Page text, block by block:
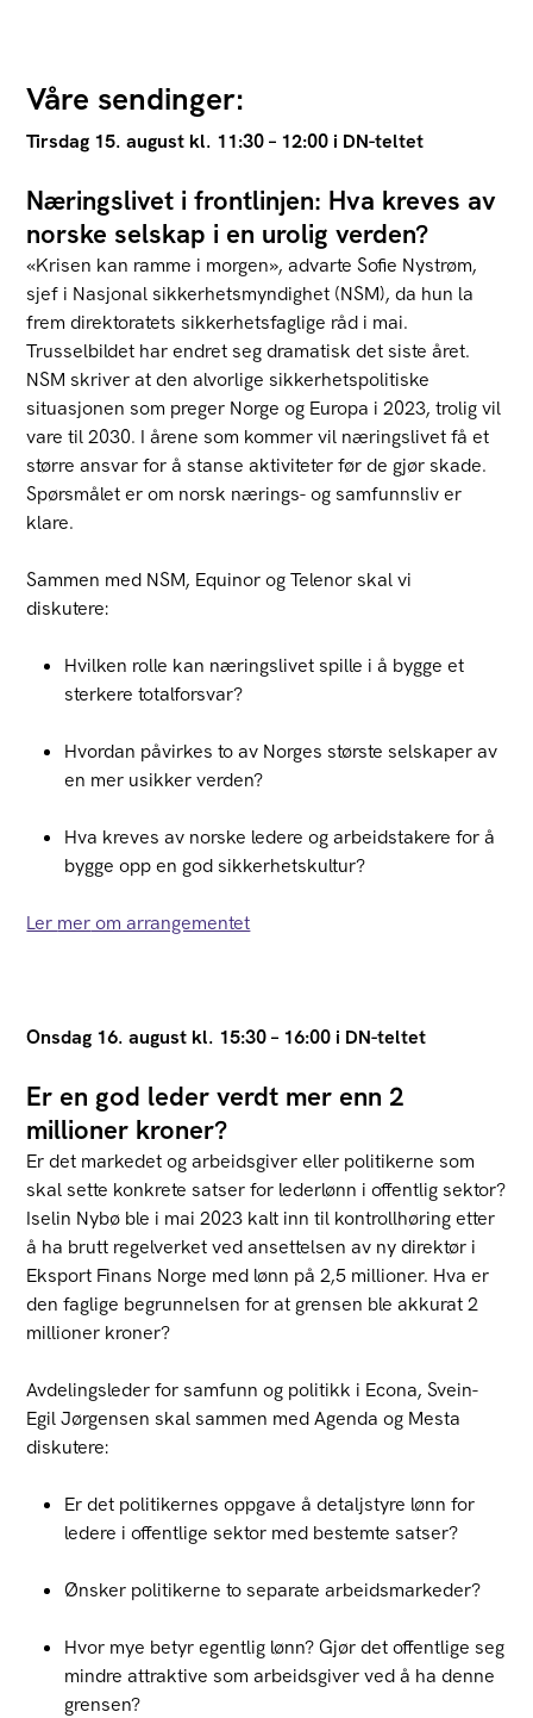
Våre sendinger:
Tirsdag 15. august kl. 11:30 – 12:00 i DN-teltet
Næringslivet i frontlinjen: Hva kreves av
norske selskap i en urolig verden?
«Krisen kan ramme i morgen», advarte Sofie Nystrøm,
sjef i Nasjonal sikkerhetsmyndighet (NSM), da hun la
frem direktoratets sikkerhetsfaglige råd i mai.
Trusselbildet har endret seg dramatisk det siste året.
NSM skriver at den alvorlige sikkerhetspolitiske
situasjonen som preger Norge og Europa i 2023, trolig vil
vare til 2030. I årene som kommer vil næringslivet få et
større ansvar for å stanse aktiviteter før de gjør skade.
Spørsmålet er om norsk nærings- og samfunnsliv er
klare.
Sammen med NSM, Equinorog Telenor skal vi
diskutere:
Hvilken rolle kan næringslivet spille i å bygge et
sterkere totalforsvar?
Hvordan påvirkes to av Norges største selskaper av
en mer usikker verden?
Hva kreves av norske ledere og arbeidstakere for å
bygge opp en god sikkerhetskultur?
Ler mer om arrangementet
Onsdag 16. august kl. 15:30 – 16:00 i DN-teltet
Er en god leder verdt mer enn 2
millioner kroner?
Er det markedet og arbeidsgiver eller politikerne som
skal sette konkrete satser for lederlønn i offentlig sektor?
Iselin Nybø ble i mai 2023 kalt inn til kontrollhøring etter
å ha brutt regelverket ved ansettelsen av ny direktør i
Eksport Finans Norge med lønn på 2,5 millioner. Hva er
den faglige begrunnelsen for at grensen ble akkurat 2
millioner kroner?
Avdelingsleder for samfunn og politikk i Econa, Svein-
Egil Jørgensen skal sammen med Agenda og Mesta
diskutere:
Er det politikernes oppgave å detaljstyre lønn for
ledere i offentlige sektor med bestemte satser?
Ønsker politikerne to separate arbeidsmarkeder?
Hvor mye betyr egentlig lønn? Gjør det offentlige seg
mindre attraktive som arbeidsgiver ved å ha denne
grensen?